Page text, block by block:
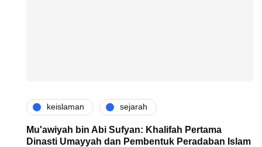
keislaman sejarah
Mu'awiyah bin Abi Sufyan: Khalifah Pertama
Dinasti Umayyah dan Pembentuk Peradaban Islam